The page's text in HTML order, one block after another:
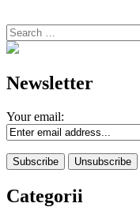
Search
for:
Newsletter
Your email:
Categorii